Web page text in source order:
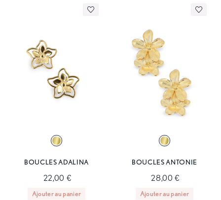
BOUCLES ADALINA
22,00 €
Ajouter au panier
BOUCLES ANTONIE
28,00 €
Ajouter au panier